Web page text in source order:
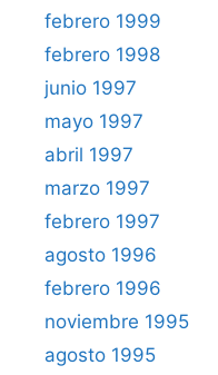
febrero 1999
febrero 1998
junio 1997
mayo 1997
abril 1997
marzo 1997
febrero 1997
agosto 1996
febrero 1996
noviembre 1995
agosto 1995